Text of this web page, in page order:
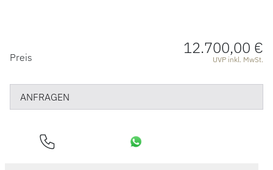
PREISINFORMATIONEN
Preis 12.700,00 €
UVP inkl. MwSt.
ANFRAGEN